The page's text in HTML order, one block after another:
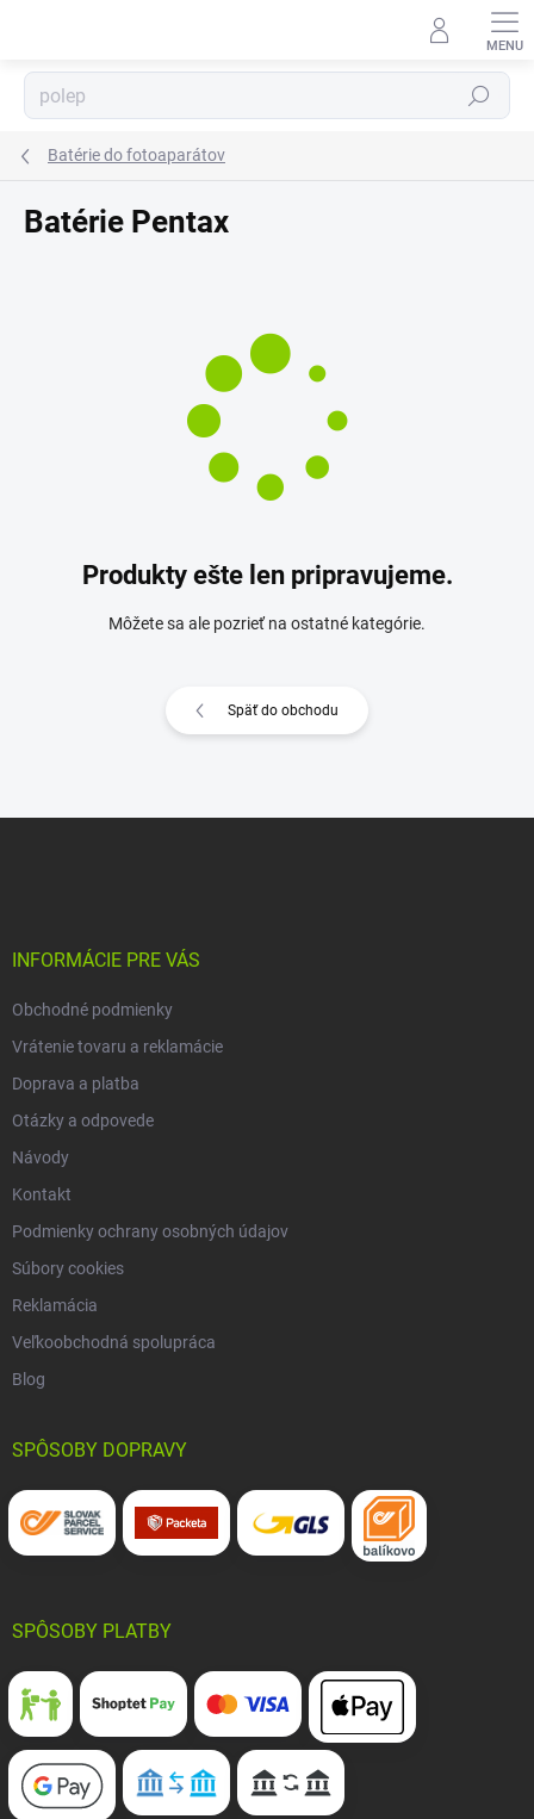
Hľadať
Batérie do fotoaparátov
Batérie Pentax
Produkty ešte len pripravujeme.
Môžete sa ale pozrieť na ostatné kategórie.
Späť do obchodu
INFORMÁCIE PRE VÁS
Obchodné podmienky
Vrátenie tovaru a reklamácie
Doprava a platba
Otázky a odpovede
Návody
Kontakt
Podmienky ochrany osobných údajov
Súbory cookies
Reklamácia
Veľkoobchodná spolupráca
Blog
SPÔSOBY DOPRAVY
SPÔSOBY PLATBY
⬇